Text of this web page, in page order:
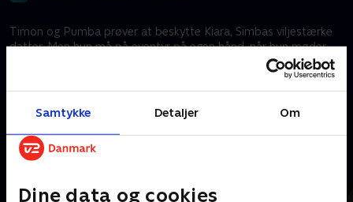
Samtykke Detaljer Om
Dine data og cookies
Timon og Pumba prøver at beskytte Kiara, Simbas viljestærke
datter. Men hun må på eventyr på egen hånd, når hun møder
Kovu, en løveunge, der er blevet oplært til at lede Scars flok.
Kræver tilkøb
Mere indhold fra Disney+